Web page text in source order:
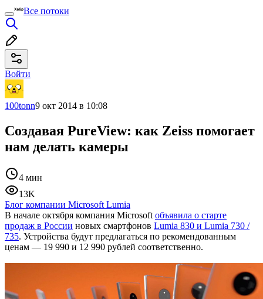
Все потоки
Войти
100tonn9 окт 2014 в 10:08
Создавая PureView: как Zeiss помогает
нам делать камеры
4 мин
13K
Блог компании Microsoft Lumia
В начале октября компания Microsoft объявила о старте
продаж в России новых смартфонов Lumia 830 и Lumia 730 /
735. Устройства будут предлагаться по рекомендованным
ценам — 19 990 и 12 990 рублей соответственно.